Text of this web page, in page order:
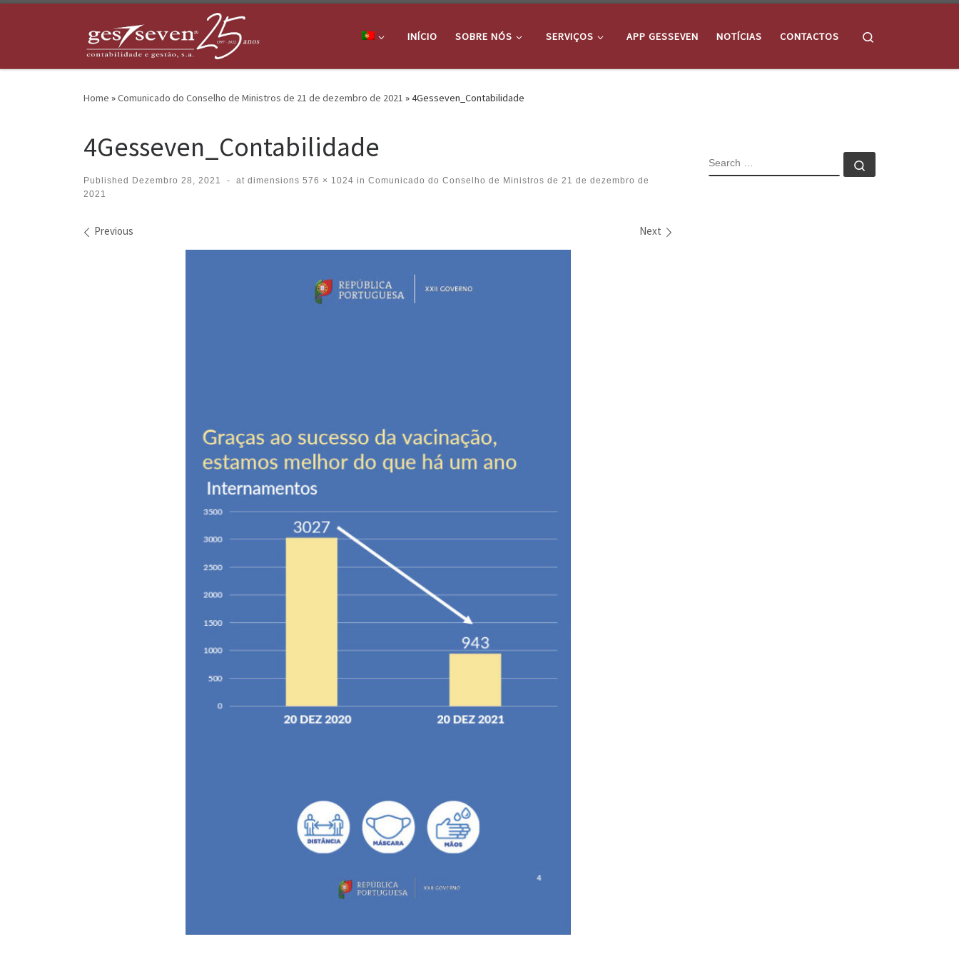
INÍCIO SOBRE NÓS SERVIÇOS APP GESSEVEN NOTÍCIAS CONTACTOS
Home »Comunicado do Conselho de Ministros de 21 de dezembro de 2021 »4Gesseven_Contabilidade
4Gesseven_Contabilidade
Published Dezembro 28, 2021 - at dimensions 576 × 1024 in Comunicado do Conselho de Ministros de 21 de dezembro de
2021
Images navigation
Previous Next
SEARCH